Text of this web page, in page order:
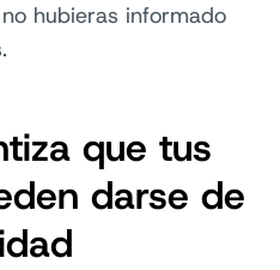
hubieras informado
que tus
darse de